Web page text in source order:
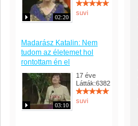
02:20
suvi
Madarász Katalin: Nem
tudom az életemet hol
rontottam én el
03:10
17 éve
Látták:6382
suvi